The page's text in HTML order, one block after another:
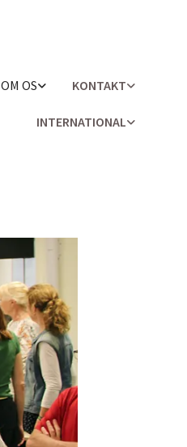
OM OS KONTAKT
INTERNATIONAL